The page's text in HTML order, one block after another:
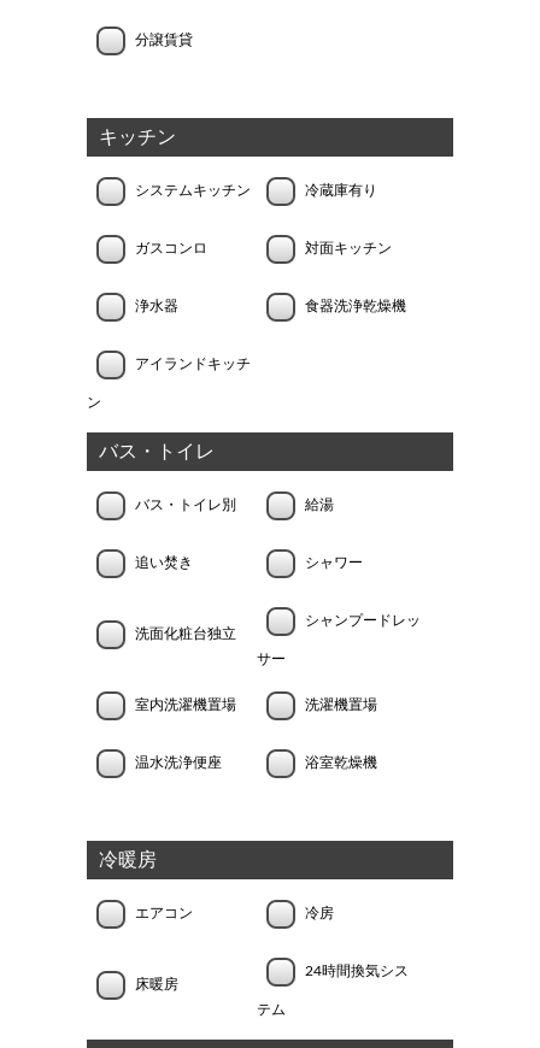
分譲賃貸
キッチン
システムキッチン 冷蔵庫有り
ガスコンロ 対面キッチン
浄水器 食器洗浄乾燥機
アイランドキッチ
ン
バス・トイレ
バス・トイレ別 給湯
追い焚き シャワー
洗面化粧台独立
シャンプードレッ
サー
室内洗濯機置場 洗濯機置場
温水洗浄便座 浴室乾燥機
冷暖房
エアコン 冷房
床暖房
24時間換気シス
テム